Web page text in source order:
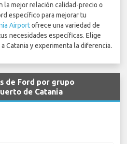
la mejor relación calidad-precio o
específico para mejorar tu
Airportofrece una variedad de
necesidades específicas. Elige
Catania y experimenta la diferencia.
de Ford por grupo
de Catania